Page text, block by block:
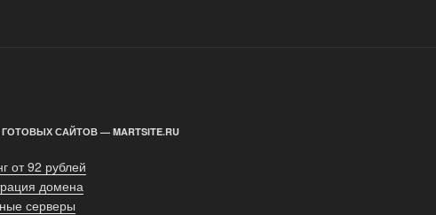
САЙТОВ — MARTSITE.RU
от 92 рублей
домена
серверы